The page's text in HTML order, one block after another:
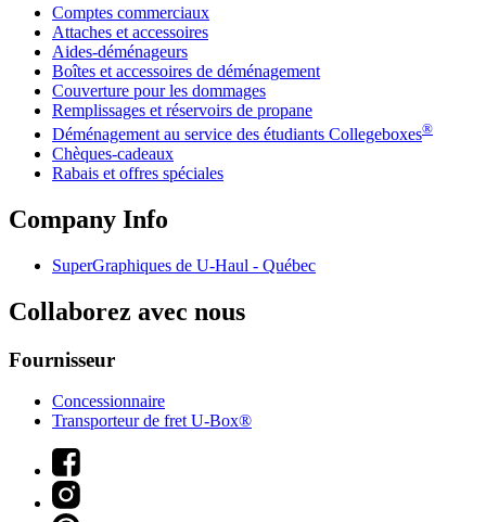
Comptes commerciaux
Attaches et accessoires
Aides-déménageurs
Boîtes et accessoires de déménagement
Couverture pour les dommages
Remplissages et réservoirs de propane
Déménagement au service des étudiants Collegeboxes®
Chèques-cadeaux
Rabais et offres spéciales
Company Info
SuperGraphiques de U-Haul - Québec
Collaborez avec nous
Fournisseur
Concessionnaire
Transporteur de fret U-Box®